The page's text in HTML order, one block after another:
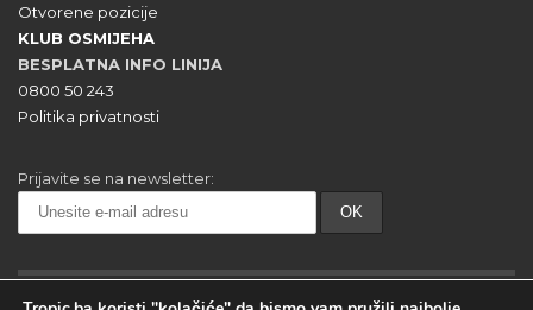
Otvorene pozicije
KLUB OSMIJEHA
BESPLATNA INFO LINIJA
0800 50 243
Politika privatnosti
Prijavite se na newsletter: